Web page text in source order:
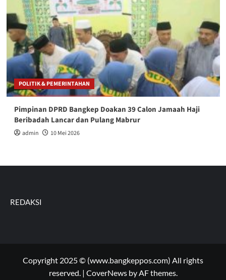
POLITIK & PEMERINTAHAN
Pimpinan DPRD Bangkep Doakan 39 Calon Jamaah Haji
Beribadah Lancar dan Pulang Mabrur
admin 10 Mei 2026
REDAKSI
Copyright 2025 © (www.bangkeppos.com) All rights
reserved. | CoverNewsby AF themes.